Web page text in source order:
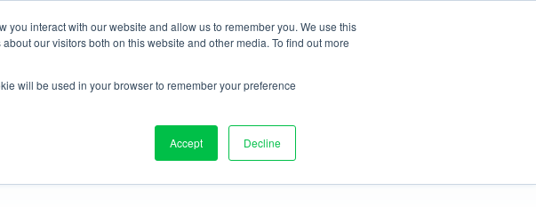
interact with our website and allow us to remember you. We use this
our visitors both on this website and other media. To find out more
will be used in your browser to remember your preference
Accept Decline
Connexion RÉSERVER UNE DÉMO